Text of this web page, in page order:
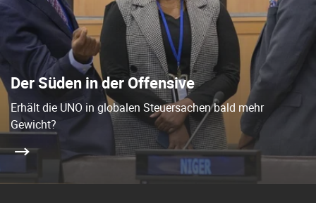
Der Süden in der Offensive
Erhält die UNO in globalen Steuersachen bald mehr
Gewicht?